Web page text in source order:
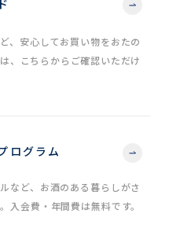
、安心してお買い物をおたの
、こちらからご確認いただけ
ログラム
など、お酒のある暮らしがさ
入会費・年間費は無料です。